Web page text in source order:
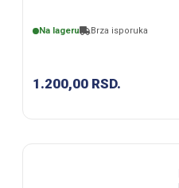
Na lageru Brza isporuka
1.200,00 RSD.